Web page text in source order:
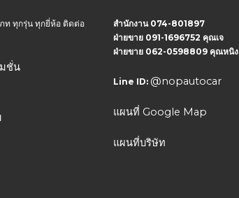
ท ทุกรุ่น ทุกยี่ห้อ ติดต่อ
ชั่น
สำนักงาน 074-801897
ฝ่ายขาย 091-1696752 คุณเจ
ฝ่ายขาย 062-0598809 คุณหนิง
Line ID: @nopautocar
แผนที่ Google Map
แผนที่บริษัท